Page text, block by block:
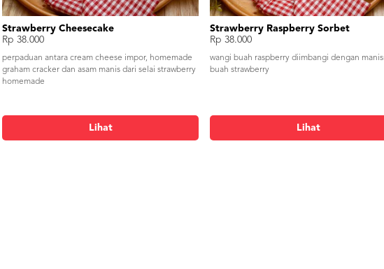
Strawberry Cheesecake
Rp 38.000
perpaduan antara cream cheese impor, homemade
graham cracker dan asam manis dari selai strawberry
homemade
Lihat
Strawberry Raspberry Sorbet
Rp 38.000
wangi buah raspberry diimbangi dengan
buah strawberry
Lihat